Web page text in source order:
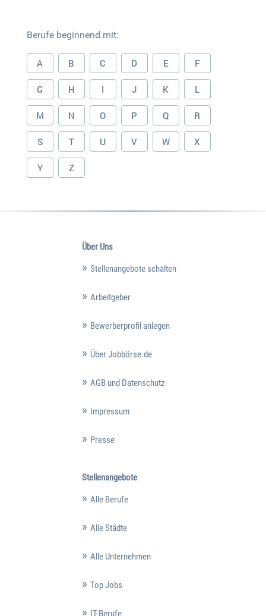
Berufe beginnend mit:
A B C D E F
G H I J K L
M N O P Q R
S T U V W X
Y Z
Über Uns
Stellenangebote schalten
Arbeitgeber
Bewerberprofil anlegen
Über Jobbörse.de
AGB und Datenschutz
Impressum
Presse
Stellenangebote
Alle Berufe
Alle Städte
Alle Unternehmen
Top Jobs
IT-Berufe